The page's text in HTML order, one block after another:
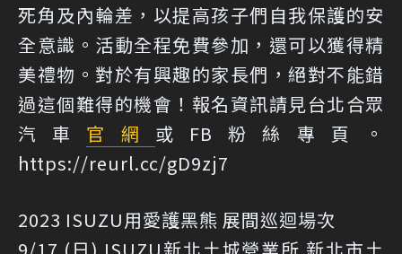
死角及內輪差，以提高孩子們自我保護的安
全意識。活動全程免費參加，還可以獲得精
美禮物。對於有興趣的家長們，絕對不能錯
過這個難得的機會！報名資訊請見台北合眾
汽車 官網 或FB粉絲專頁。
https://reurl.cc/gD9zj7
2023 ISUZU用愛護黑熊 展間巡迴場次
9/17 (日) ISUZU新北土城營業所 新北市土